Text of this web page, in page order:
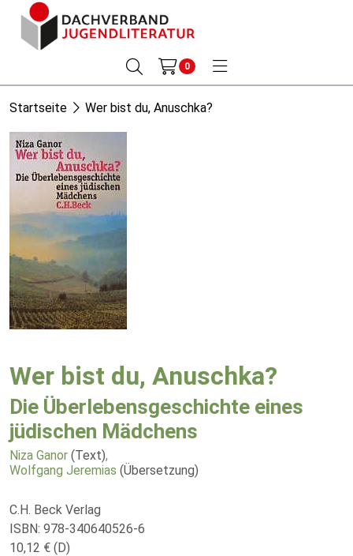
0
Startseite Wer bist du, Anuschka?
Wer bist du, Anuschka?
Die Überlebensgeschichte eines
jüdischen Mädchens
Niza Ganor (Text),
Wolfgang Jeremias (Übersetzung)
C.H. Beck Verlag
ISBN: 978-340640526-6
10,12 € (D)